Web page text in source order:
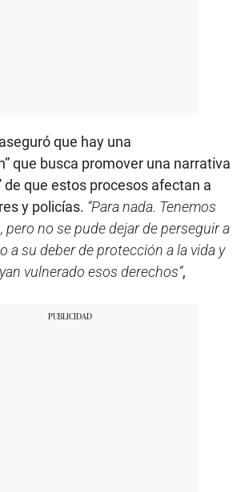
que hay una
que busca promover una narrativa
de que estos procesos afectan a
y policías. “Para nada. Tenemos
pero no se pude dejar de perseguir a
a su deber de protección a la vida y
vulnerado esos derechos”,